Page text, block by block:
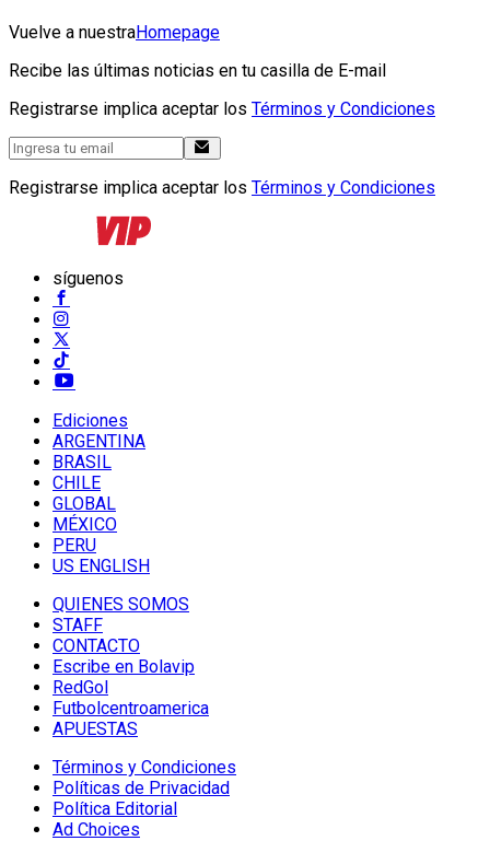
Vuelve a nuestraHomepage
Recibe las últimas noticias en tu casilla de E-mail
Registrarse implica aceptar los Términos y Condiciones
Registrarse implica aceptar los Términos y Condiciones
síguenos
Ediciones
ARGENTINA
BRASIL
CHILE
GLOBAL
MÉXICO
PERU
US ENGLISH
QUIENES SOMOS
STAFF
CONTACTO
Escribe en Bolavip
RedGol
Futbolcentroamerica
APUESTAS
Términos y Condiciones
Políticas de Privacidad
Política Editorial
Ad Choices